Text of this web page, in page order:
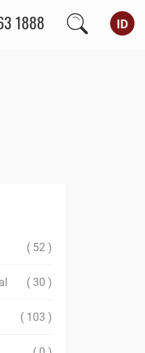
1888
( 52 )
( 30 )
( 103 )